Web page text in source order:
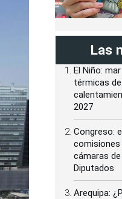
Las
El Niño:
térmicas de
2027
Congreso:
comisiones
cámaras
Diputados
Arequipa: